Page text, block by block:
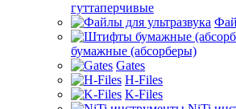
гуттаперчивые
бумажные (абсорберы)
Gates
H-Files
K-Files